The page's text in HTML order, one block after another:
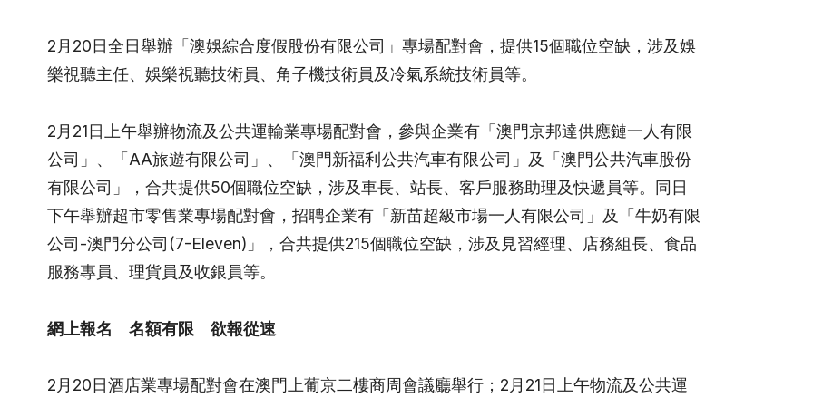
2月20日全日舉辦「澳娛綜合度假股份有限公司」專場配對會，提供15個職位空缺，涉及娛
樂視聽主任、娛樂視聽技術員、角子機技術員及冷氣系統技術員等。
2月21日上午舉辦物流及公共運輸業專場配對會，參與企業有「澳門京邦達供應鏈一人有限
公司」、「AA旅遊有限公司」、「澳門新福利公共汽車有限公司」及「澳門公共汽車股份
有限公司」，合共提供50個職位空缺，涉及車長、站長、客戶服務助理及快遞員等。同日
下午舉辦超市零售業專場配對會，招聘企業有「新苗超級市場一人有限公司」及「牛奶有限
公司-澳門分公司(7-Eleven)」，合共提供215個職位空缺，涉及見習經理、店務組長、食品
服務專員、理貨員及收銀員等。
網上報名 名額有限 欲報從速
2月20日酒店業專場配對會在澳門上葡京二樓商周會議廳舉行；2月21日上午物流及公共運